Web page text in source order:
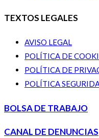
TEXTOS LEGALES
AVISO LEGAL
POLÍTICA DE
POLÍTICA DE
POLÍTICA
BOLSA DE TRABAJO
CANAL DE DENUNCIAS